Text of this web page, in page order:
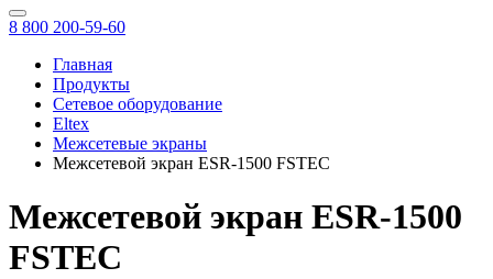
8 800 200-59-60
Главная
Продукты
Сетевое оборудование
Eltex
Межсетевые экраны
Межсетевой экран ESR-1500 FSTEC
Межсетевой экран ESR-1500
FSTEC